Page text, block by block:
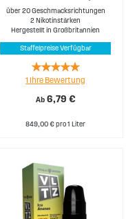
über 20 Geschmacksrichtungen
2 Nikotinstärken
Hergestellt in Großbritannien
Staffelpreise Verfügbar
Ab 6,79 €
Rating:
100%
1 Ihre Bewertung
849,00 € pro 1 Liter